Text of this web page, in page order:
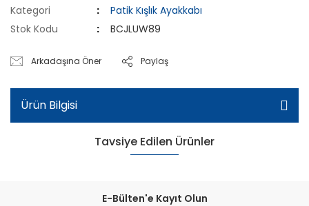
Kategori
Patik Kışlık Ayakkabı
Stok Kodu
BCJLUW89
Arkadaşına Öner Paylaş
Ürün Bilgisi
Tavsiye Edilen Ürünler
E-Bülten'e Kayıt Olun